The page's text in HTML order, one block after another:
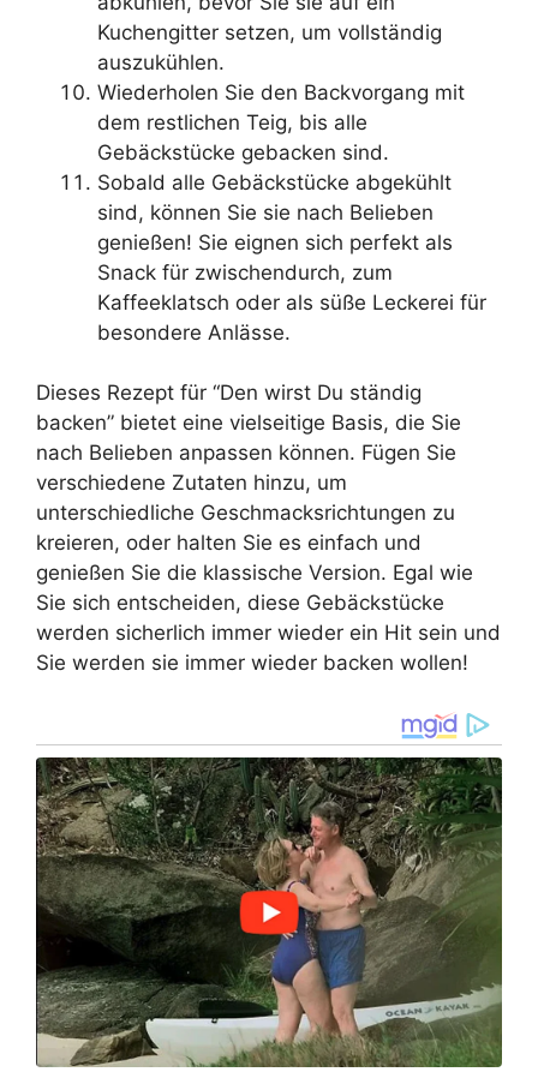
Kuchengitter setzen, um vollständig
auszukühlen.
Wiederholen Sie den Backvorgang mit
dem restlichen Teig, bis alle
Gebäckstücke gebacken sind.
Sobald alle Gebäckstücke abgekühlt
sind, können Sie sie nach Belieben
genießen! Sie eignen sich perfekt als
Snack für zwischendurch, zum
Kaffeeklatsch oder als süße Leckerei für
besondere Anlässe.
Dieses Rezept für “Den wirst Du ständig
backen” bietet eine vielseitige Basis, die Sie
nach Belieben anpassen können. Fügen Sie
verschiedene Zutaten hinzu, um
unterschiedliche Geschmacksrichtungen zu
kreieren, oder halten Sie es einfach und
genießen Sie die klassische Version. Egal wie
Sie sich entscheiden, diese Gebäckstücke
werden sicherlich immer wieder ein Hit sein und
Sie werden sie immer wieder backen wollen!